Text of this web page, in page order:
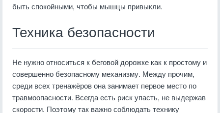
быть спокойными, чтобы мышцы привыкли.
Техника безопасности
Не нужно относиться к беговой дорожке как к простому и
совершенно безопасному механизму. Между прочим,
среди всех тренажёров она занимает первое место по
травмоопасности. Всегда есть риск упасть, не выдержав
скорости. Поэтому так важно соблюдать технику